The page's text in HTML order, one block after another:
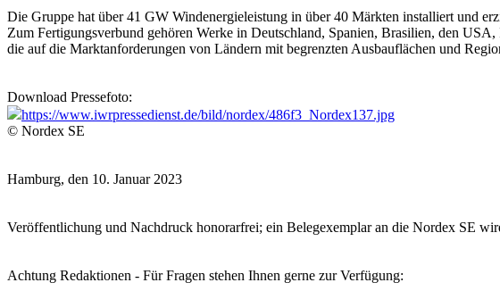
Die Gruppe hat über 41 GW Windenergieleistung in über 40 Märkten installiert und
Zum Fertigungsverbund gehören Werke in Deutschland, Spanien, Brasilien, den
die auf die Marktanforderungen von Ländern mit begrenzten Ausbauflächen und
Download Pressefoto:
https://www.iwrpressedienst.de/bild/nordex/486f3_Nordex137.jpg
© Nordex SE
Hamburg, den 10. Januar 2023
Veröffentlichung und Nachdruck honorarfrei; ein Belegexemplar an die Nordex SE
Achtung Redaktionen - Für Fragen stehen Ihnen gerne zur Verfügung: